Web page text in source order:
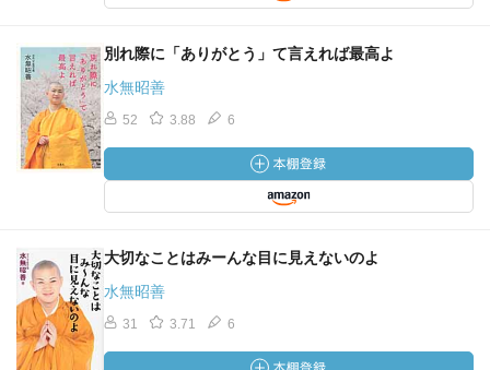
別れ際に「ありがとう」て言えれば最高よ
水無昭善
52 3.88 6
大切なことはみーんな目に見えないのよ
水無昭善
31 3.71 6